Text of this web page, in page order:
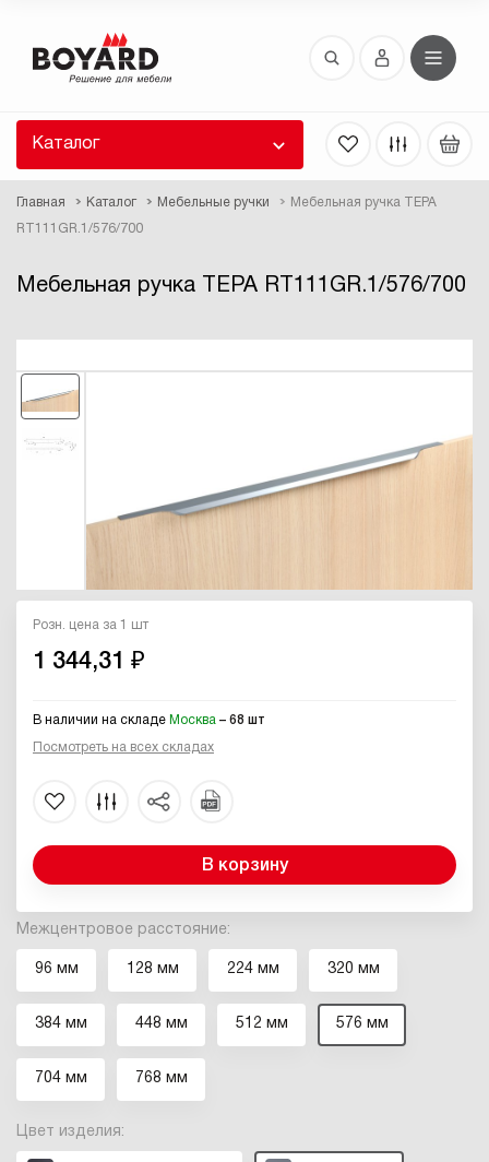
Каталог
Главная Каталог Мебельные ручки Мебельная ручка ТЕРА
RT111GR.1/576/700
Мебельная ручка ТЕРА RT111GR.1/576/700
Межцентровое расстояние:
96 мм 128 мм 224 мм 320 мм
384 мм 448 мм 512 мм 576 мм
704 мм 768 мм
Цвет изделия:
Розн. цена за 1 шт
1 344,31 ₽
В наличии на складе Москва – 68 шт
Посмотреть на всех складах
В корзину
Восстановление пароля
высланы вам по E-Mail.
ссылку для восстановления